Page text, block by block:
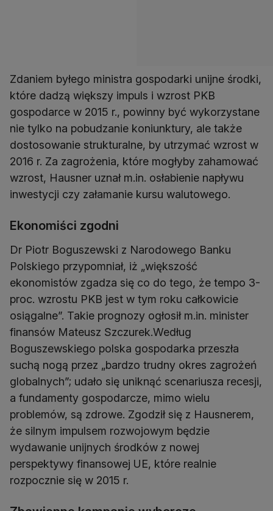
Zdaniem byłego ministra gospodarki unijne środki,
które dadzą większy impuls i wzrost PKB
gospodarce w 2015 r., powinny być wykorzystane
nie tylko na pobudzanie koniunktury, ale także
dostosowanie strukturalne, by utrzymać wzrost w
2016 r. Za zagrożenia, które mogłyby zahamować
wzrost, Hausner uznał m.in. osłabienie napływu
inwestycji czy załamanie kursu walutowego.
Ekonomiści zgodni
Dr Piotr Boguszewski z Narodowego Banku
Polskiego przypomniał, iż „większość
ekonomistów zgadza się co do tego, że tempo 3-
proc. wzrostu PKB jest w tym roku całkowicie
osiągalne”. Takie prognozy ogłosił m.in. minister
finansów Mateusz Szczurek.Według
Boguszewskiego polska gospodarka przeszła
suchą nogą przez „bardzo trudny okres zagrożeń
globalnych”; udało się uniknąć scenariusza recesji,
a fundamenty gospodarcze, mimo wielu
problemów, są zdrowe. Zgodził się z Hausnerem,
że silnym impulsem rozwojowym będzie
wydawanie unijnych środków z nowej
perspektywy finansowej UE, które realnie
rozpocznie się w 2015 r.